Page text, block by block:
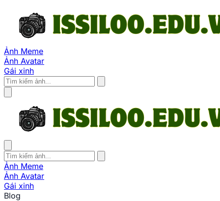
Ảnh Meme
Ảnh Avatar
Gái xinh
Ảnh Meme
Ảnh Avatar
Gái xinh
Blog